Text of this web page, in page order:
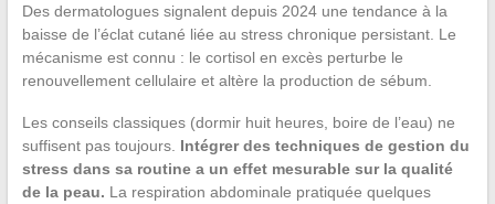
Des dermatologues signalent depuis 2024 une tendance à la
baisse de l’éclat cutané liée au stress chronique persistant. Le
mécanisme est connu : le cortisol en excès perturbe le
renouvellement cellulaire et altère la production de sébum.
Les conseils classiques (dormir huit heures, boire de l’eau) ne
suffisent pas toujours. Intégrer des techniques de gestion du
stress dans sa routine a un effet mesurable sur la qualité
de la peau. La respiration abdominale pratiquée quelques